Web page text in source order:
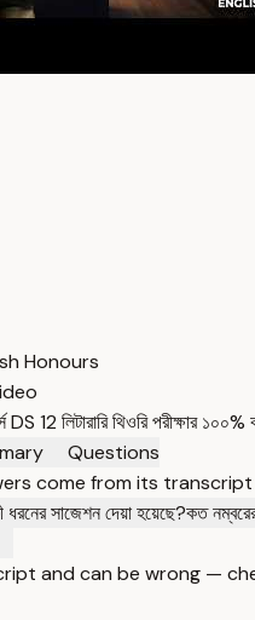
Honours
DS 12 লিটারারি থিওরি পরীক্ষার
Questions
come from its
ধরনের সাজেশন দেয়া হয়েছে?কত
and can be wrong —